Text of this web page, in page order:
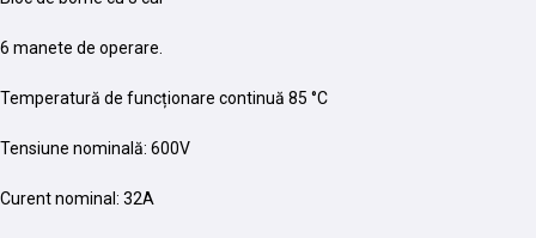
6 manete de operare.
Temperatură de funcționare continuă 85 °C
Tensiune nominală: 600V
Curent nominal: 32A